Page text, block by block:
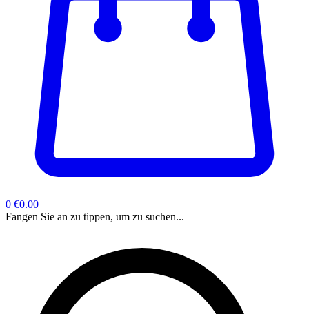
0 €0.00
Fangen Sie an zu tippen, um zu suchen...